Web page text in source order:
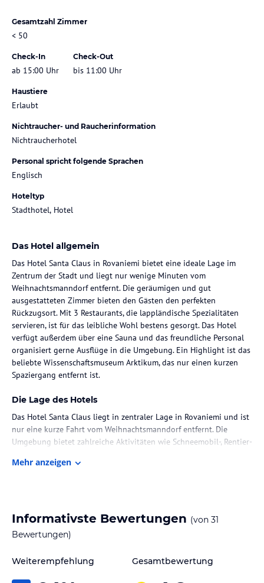
Gesamtzahl Zimmer
< 50
Check-In
ab 15:00 Uhr
Check-Out
bis 11:00 Uhr
Haustiere
Erlaubt
Nichtraucher- und Raucherinformation
Nichtraucherhotel
Personal spricht folgende Sprachen
Englisch
Hoteltyp
Stadthotel, Hotel
Das Hotel allgemein
Das Hotel Santa Claus in Rovaniemi bietet eine ideale Lage im
Zentrum der Stadt und liegt nur wenige Minuten vom
Weihnachtsmanndorf entfernt. Die geräumigen und gut
ausgestatteten Zimmer bieten den Gästen den perfekten
Rückzugsort. Mit 3 Restaurants, die lappländische Spezialitäten
servieren, ist für das leibliche Wohl bestens gesorgt. Das Hotel
verfügt außerdem über eine Sauna und das freundliche Personal
organisiert gerne Ausflüge in die Umgebung. Ein Highlight ist das
beliebte Wissenschaftsmuseum Arktikum, das nur einen kurzen
Spaziergang entfernt ist.
Die Lage des Hotels
Das Hotel Santa Claus liegt in zentraler Lage in Rovaniemi und ist
nur eine kurze Fahrt vom Weihnachtsmanndorf entfernt. Die
Umgebung bietet zahlreiche Aktivitäten wie Schneemobil-, Rentier-
ebenfalls in der Nähe und einen Besuch wert.
ausgestattet. Sie verfügen über eine Klimaanlage, einen TV, eine
Minibar, einen Wasserkocher und ein Bügeleisen/-brett. Die
Badewanne. Die meisten Zimmer haben eine Deckenhöhe von 3,5
Mehr anzeigen
Informativste Bewertungen (von 31
Bewertungen)
Weiterempfehlung Gesamtbewertung